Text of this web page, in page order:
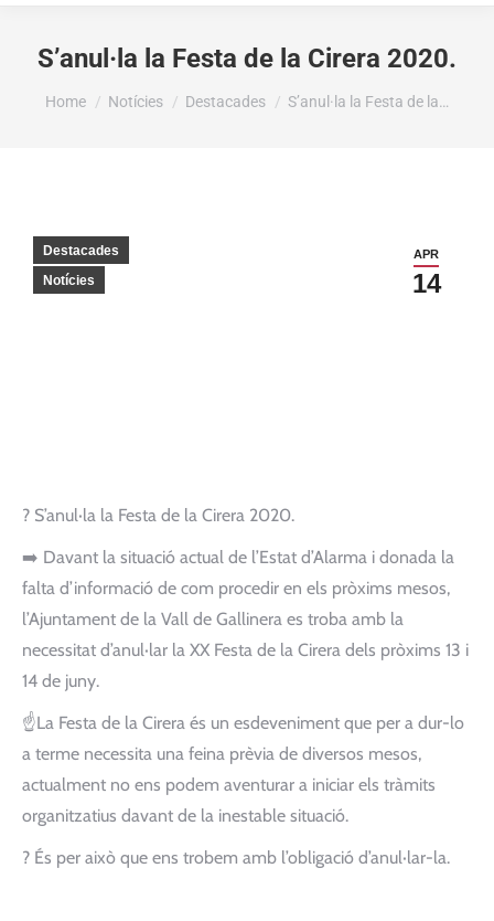
S’anul·la la Festa de la Cirera 2020.
You are here:
Home Notícies Destacades S’anul·la la Festa de la…
APR
14
Destacades
Notícies
? S’anul·la la Festa de la Cirera 2020.
➡️ Davant la situació actual de l’Estat d’Alarma i donada la
falta d’informació de com procedir en els pròxims mesos,
l’Ajuntament de la Vall de Gallinera es troba amb la
necessitat d’anul·lar la XX Festa de la Cirera dels pròxims 13 i
14 de juny.
☝️La Festa de la Cirera és un esdeveniment que per a dur-lo
a terme necessita una feina prèvia de diversos mesos,
actualment no ens podem aventurar a iniciar els tràmits
organitzatius davant de la inestable situació.
? És per això que ens trobem amb l’obligació d’anul·lar-la.